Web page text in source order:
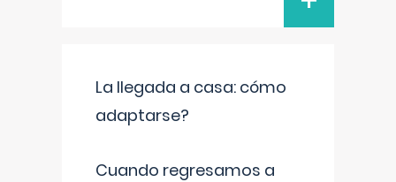
La llegada a casa: cómo
adaptarse?
Cuando regresamos a